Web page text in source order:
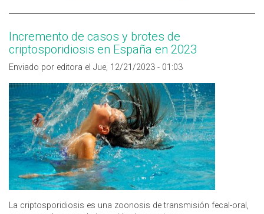
Incremento de casos y brotes de
criptosporidiosis en España en 2023
Enviado por editora el Jue, 12/21/2023 - 01:03
La criptosporidiosis es una zoonosis de transmisión fecal-oral,